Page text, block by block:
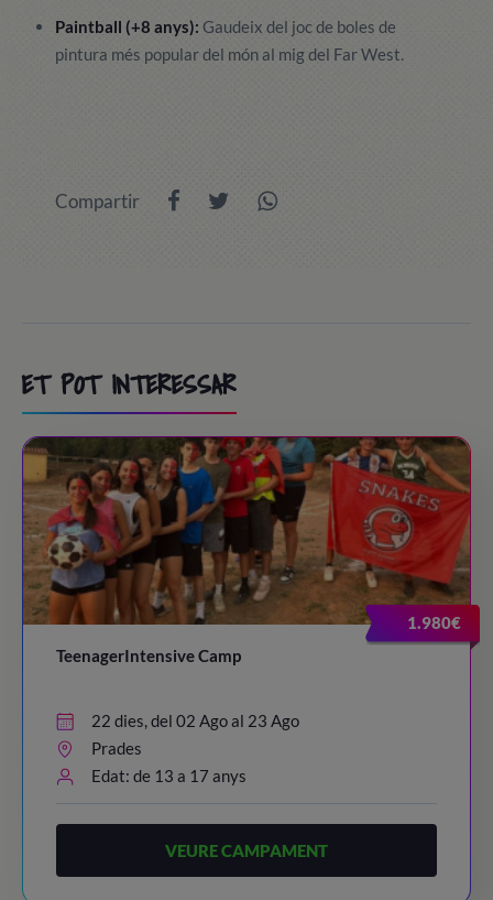
Paintball (+8 anys): Gaudeix del joc de boles de
pintura més popular del món al mig del Far West.
Compartir
ET POT INTERESSAR
1.980€
TeenagerIntensive Camp
22 dies, del 02 Ago al 23 Ago
Prades
Edat: de 13 a 17 anys
VEURE CAMPAMENT